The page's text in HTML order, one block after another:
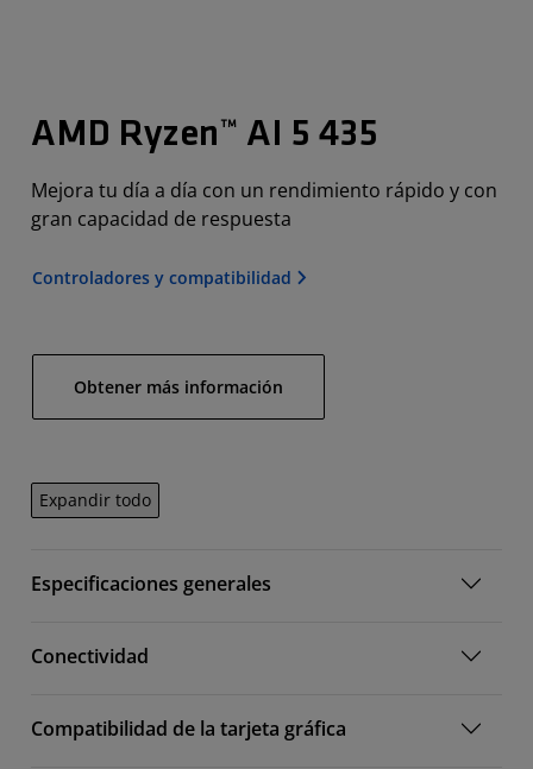
AMD Ryzen™ AI 5 435
Mejora tu día a día con un rendimiento rápido y con
gran capacidad de respuesta
Controladores y compatibilidad
Obtener más información
Expandir todo
Especificaciones generales
Conectividad
Compatibilidad de la tarjeta gráfica